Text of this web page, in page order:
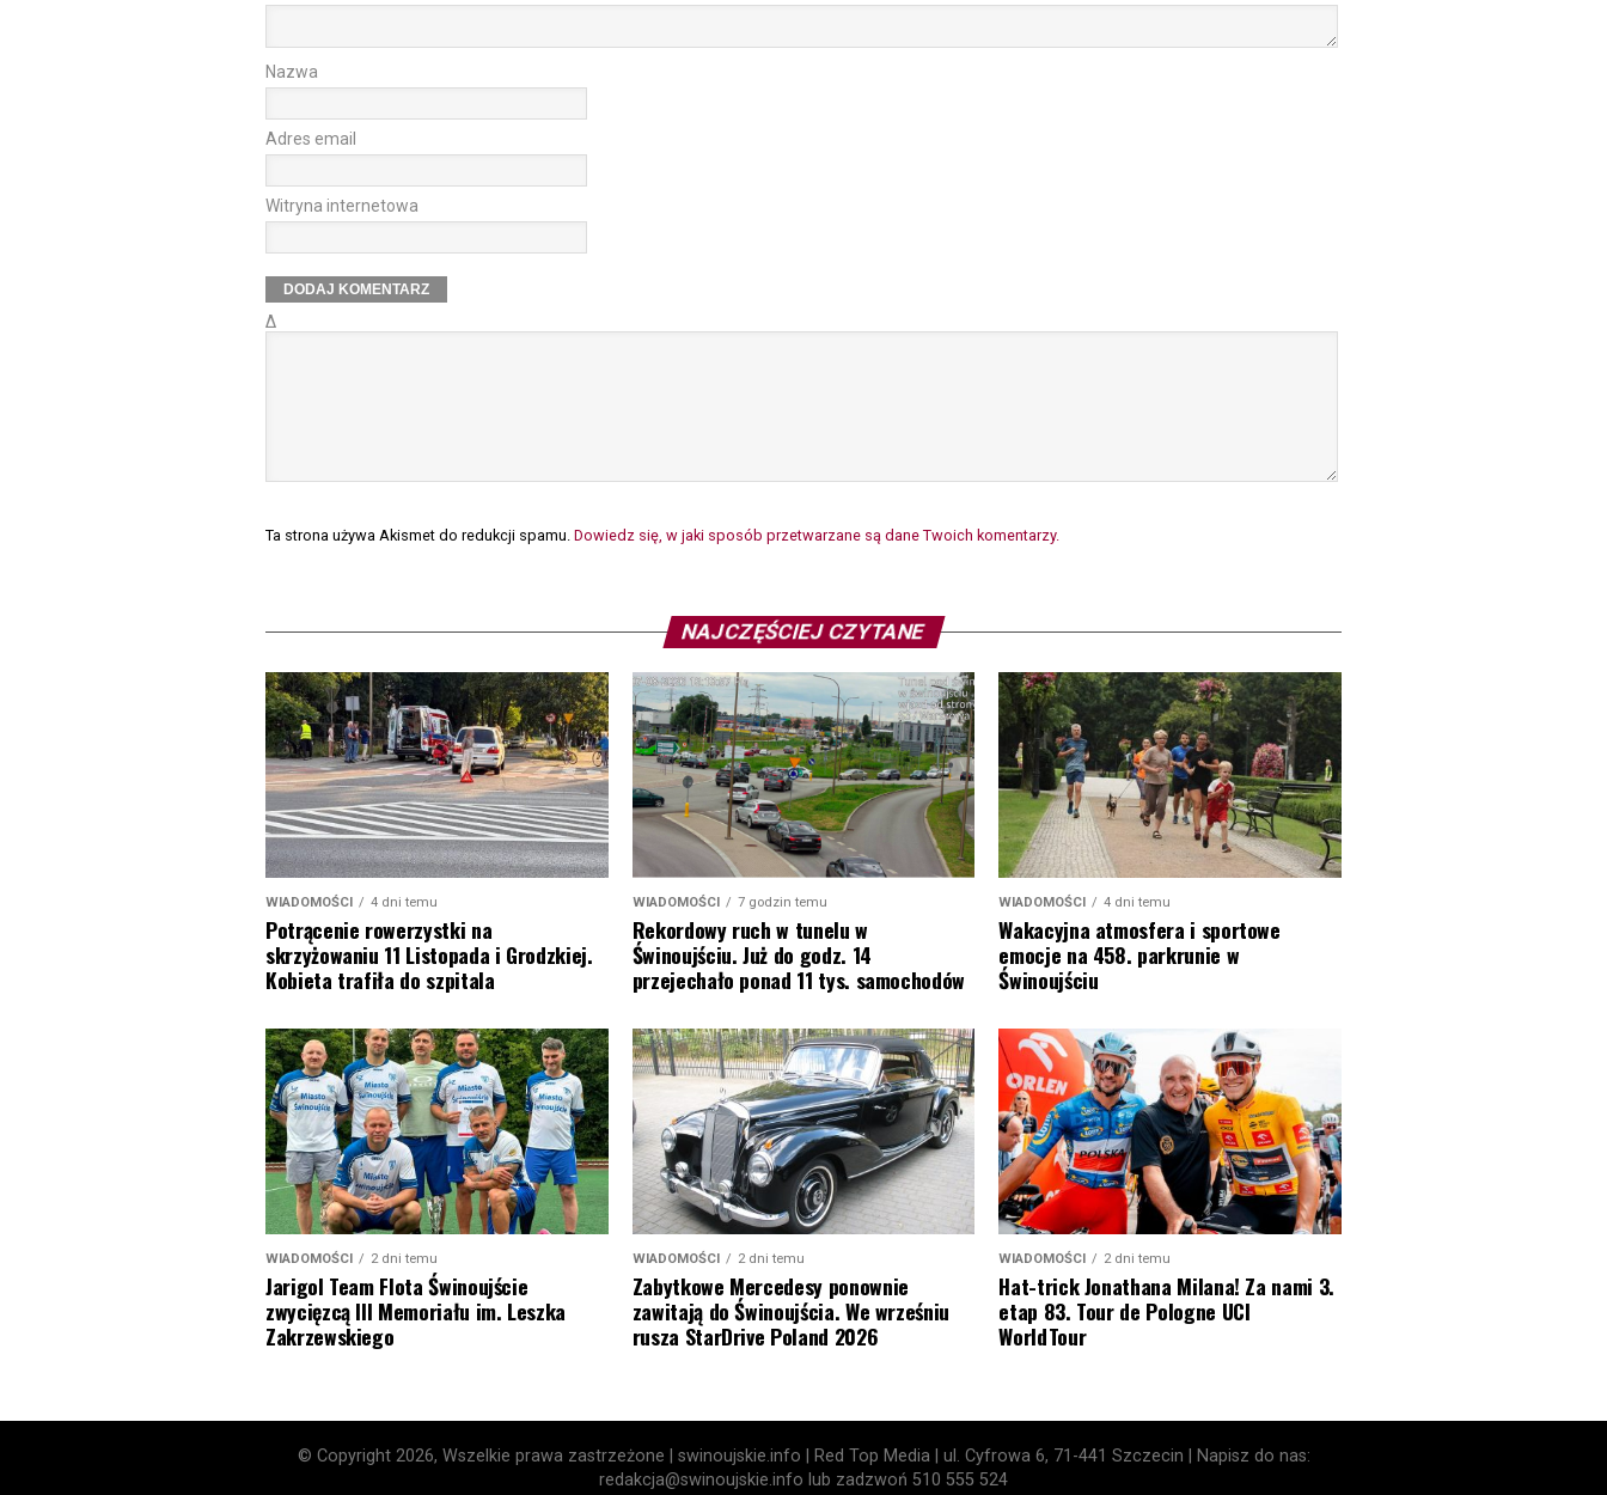
Nazwa
Adres email
Witryna internetowa
Δ
Ta strona używa Akismet do redukcji spamu. Dowiedz się, w jaki sposób przetwarzane są dane Twoich komentarzy.
NAJCZĘŚCIEJ CZYTANE
WIADOMOŚCI 4 dni temu
Potrącenie rowerzystki na
skrzyżowaniu 11 Listopada i Grodzkiej.
Kobieta trafiła do szpitala
WIADOMOŚCI 7 godzin temu
Rekordowy ruch w tunelu w
Świnoujściu. Już do godz. 14
przejechało ponad 11 tys. samochodów
WIADOMOŚCI 4 dni temu
Wakacyjna atmosfera i sportowe
emocje na 458. parkrunie w
Świnoujściu
WIADOMOŚCI 2 dni temu
Jarigol Team Flota Świnoujście
zwycięzcą III Memoriału im. Leszka
Zakrzewskiego
WIADOMOŚCI 2 dni temu
Zabytkowe Mercedesy ponownie
zawitają do Świnoujścia. We wrześniu
rusza StarDrive Poland 2026
WIADOMOŚCI 2 dni temu
Hat-trick Jonathana Milana! Za nami 3.
etap 83. Tour de Pologne UCI
WorldTour
© Copyright 2026, Wszelkie prawa zastrzeżone | swinoujskie.info | Red Top Media | ul. Cyfrowa 6, 71-441 Szczecin | Napisz do nas:
redakcja@swinoujskie.info lub zadzwoń 510 555 524